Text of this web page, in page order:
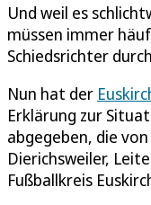
Und weil es
müssen immer
Schiedsrichter
Nun hat der
Erklärung zur
abgegeben, die
Dierichsweiler,
Fußballkreis